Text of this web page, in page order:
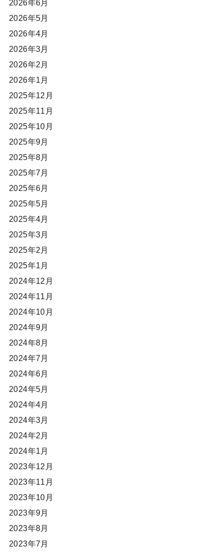
2026年6月
2026年5月
2026年4月
2026年3月
2026年2月
2026年1月
2025年12月
2025年11月
2025年10月
2025年9月
2025年8月
2025年7月
2025年6月
2025年5月
2025年4月
2025年3月
2025年2月
2025年1月
2024年12月
2024年11月
2024年10月
2024年9月
2024年8月
2024年7月
2024年6月
2024年5月
2024年4月
2024年3月
2024年2月
2024年1月
2023年12月
2023年11月
2023年10月
2023年9月
2023年8月
2023年7月